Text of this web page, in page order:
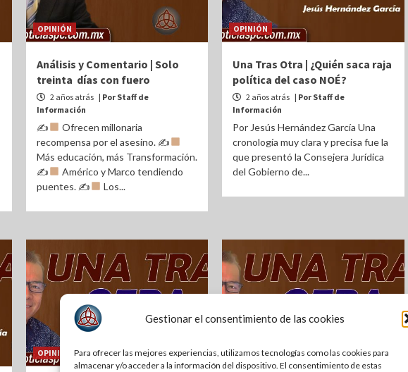
Gestionar el consentimiento de las cookies
Para ofrecer las mejores experiencias, utilizamos tecnologías como las cookies para
almacenar y/o acceder a la información del dispositivo. El consentimiento de estas
OPINIÓN
Análisis y Comentario | Solo
treinta días con fuero
2 años atrás | Por Staff de
Información
✍
Ofrecen millonaria
recompensa por el asesino. ✍
Más educación, más Transformación.
✍
Américo y Marco tendiendo
puentes. ✍
Los...
OPINIÓN
Una Tras Otra | ¿Quién saca raja
política del caso NOÉ?
2 años atrás | Por Staff de
Información
Por Jesús Hernández García Una
cronología muy clara y precisa fue la
que presentó la Consejera Jurídica
del Gobierno de...
OPINIÓN OPINIÓN